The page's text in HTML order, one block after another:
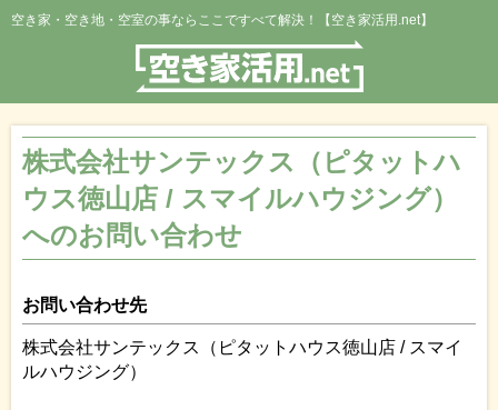
空き家・空き地・空室の事ならここですべて解決！【空き家活用.net】
株式会社サンテックス（ピタットハ
ウス徳山店 / スマイルハウジング）
へのお問い合わせ
お問い合わせ先
株式会社サンテックス（ピタットハウス徳山店 / スマイ
ルハウジング）